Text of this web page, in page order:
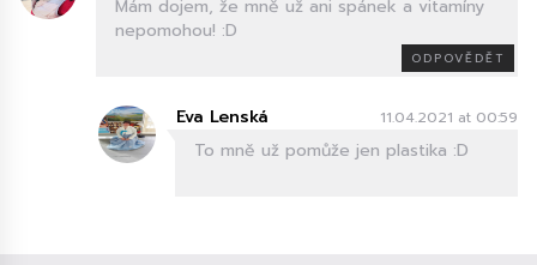
Mám dojem, že mně už ani spánek a vitamíny
nepomohou! :D
ODPOVĚDĚT
Eva Lenská 11.04.2021 at 00:59
To mně už pomůže jen plastika :D